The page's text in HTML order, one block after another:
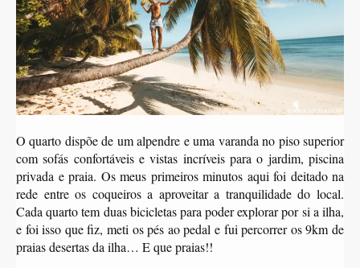
O quarto dispõe de um alpendre e uma varanda no piso superior
com sofás confortáveis e vistas incríveis para o jardim, piscina
privada e praia. Os meus primeiros minutos aqui foi deitado na
rede entre os coqueiros a aproveitar a tranquilidade do local.
Cada quarto tem duas bicicletas para poder explorar por si a ilha,
e foi isso que fiz, meti os pés ao pedal e fui percorrer os 9km de
praias desertas da ilha… E que praias!!